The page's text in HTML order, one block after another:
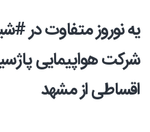
یه نوروز متفاوت در
شرکت هواپیمایی
اقساطی از مشهد